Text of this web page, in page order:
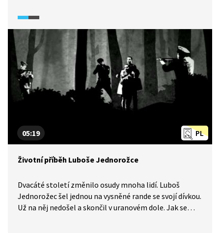
PL
05:19
Životní příběh Luboše Jednorožce
Dvacáté století změnilo osudy mnoha lidí. Luboš
Jednorožec šel jednou na vysněné rande se svojí dívkou.
Už na něj nedošel a skončil v uranovém dole. Jak se